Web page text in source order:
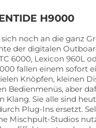
H9000
sich noch an die ganz
der digitalen
6000, Lexicon 960L
fallen einem sofort
Knöpfen, kleinen
Bedienmenüs, aber
Klang. Sie alle sind
Plug-Ins ersetzt.
Mischpult-Studios